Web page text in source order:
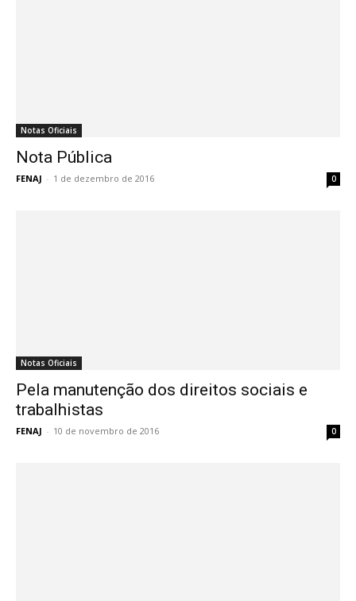
Notas Oficiais
Nota Pública
FENAJ - 1 de dezembro de 2016 0
Notas Oficiais
Pela manutenção dos direitos sociais e
trabalhistas
FENAJ - 10 de novembro de 2016 0